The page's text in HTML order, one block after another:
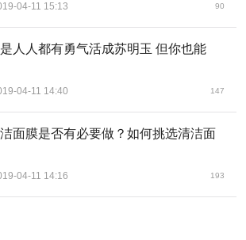
04-11 15:13 90
人人都有勇气活成苏明玉 但你也能
04-11 14:40 147
面膜是否有必要做？如何挑选清洁面
04-11 14:16 193